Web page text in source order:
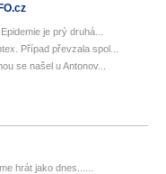
je prý druhá...
Případ převzala spol...
se našel u Antonov...
hrát jako dnes......